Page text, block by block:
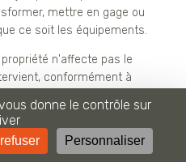
mettre en gage ou
ce soit les équipements.
n'affecte pas le
conformément à
désigné par lui prend
équipements.
donne le contrôle sur
Personnaliser